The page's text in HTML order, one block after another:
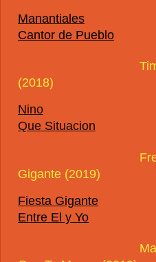
Manantiales
Cantor de Pueblo
(2018)
Nino
Que Situacion
Gigante (2019)
Fiesta Gigante
Entre El y Yo